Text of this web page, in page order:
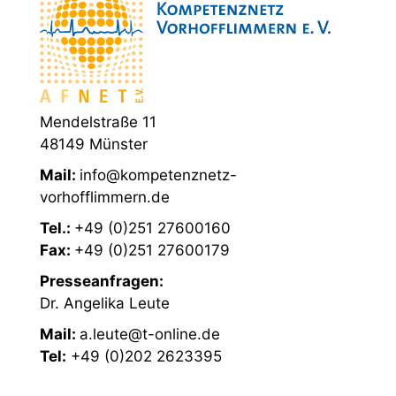
Mendelstraße 11
48149 Münster
Mail: info@kompetenznetz-
vorhofflimmern.de
Tel.: +49 (0)251 27600160
Fax: +49 (0)251 27600179
Presseanfragen:
Dr. Angelika Leute
Mail: a.leute@t-online.de
Tel: +49 (0)202 2623395